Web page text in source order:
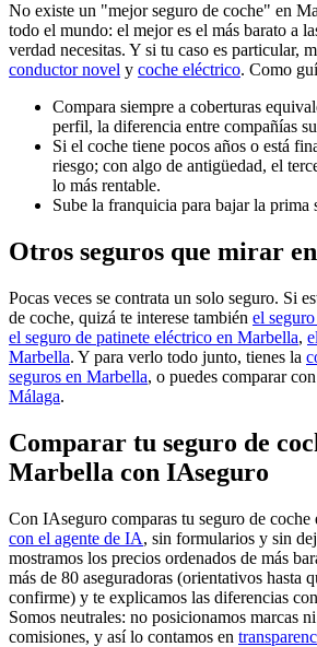
No existe un "mejor seguro de coche" en
todo el mundo: el mejor es el más barato a
verdad necesitas. Y si tu caso es particular,
conductor novel y coche eléctrico. Como
Compara siempre a coberturas
perfil, la diferencia entre compañías
Si el coche tiene pocos años o está
riesgo; con algo de antigüedad, el
lo más rentable.
Sube la franquicia para bajar la prima
Otros seguros que mirar
Pocas veces se contrata un solo seguro. Si
de coche, quizá te interese también el
el seguro de patinete eléctrico en Marbella,
Marbella. Y para verlo todo junto, tienes la
seguros en Marbella, o puedes comparar con
Málaga.
Comparar tu seguro de
Marbella con IAseguro
Con IAseguro comparas tu seguro de coche
con el agente de IA, sin formularios y sin
mostramos los precios ordenados de más
más de 80 aseguradoras (orientativos hasta
confirme) y te explicamos las diferencias
Somos neutrales: no posicionamos marcas
comisiones, y así lo contamos en